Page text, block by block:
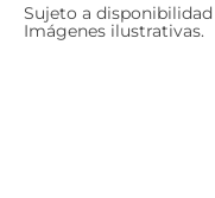
Sujeto a
Imágenes ilustrativas.